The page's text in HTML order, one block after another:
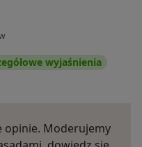
wyjaśnienia
opinie. Moderujemy